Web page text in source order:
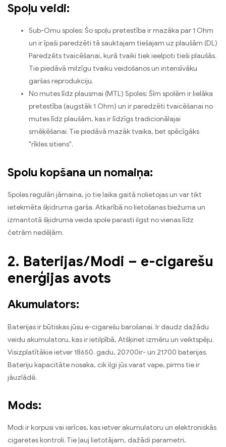
Spoļu veidi:
Sub-Omu spoles: Šo spoļu pretestība ir mazāka par 1 Ohm
un ir īpaši paredzēti tā sauktajam tiešajam uz plaušām (DL)
Paredzēts tvaicēšanai, kurā tvaiki tiek ieelpoti tieši plaušās.
Tie piedāvā milzīgu tvaiku veidošanos un intensīvāku
garšas reprodukciju.
No mutes līdz plausmai (MTL) Spoles: Šīm spolēm ir lielāka
pretestība (augstāk 1 Ohm) un ir paredzēti tvaicēšanai no
mutes līdz plaušām, kas ir līdzīgs tradicionālajai
smēķēšanai. Tie piedāvā mazāk tvaika, bet spēcīgāks
"rīkles sitiens".
Spolu kopšana un nomaiņa:
Spoles regulāri jāmaina, jo tie laika gaitā nolietojas un var tikt
ietekmēta šķidruma garša. Atkarībā no lietošanas biežuma un
izmantotā šķidruma veida spole parasti ilgst no vienas līdz
četrām nedēļām.
2. Baterijas/Modi – e-cigarešu
enerģijas avots
Akumulators:
Baterijas ir būtiskas jūsu e-cigarešu barošanai. Ir daudz dažādu
veidu akumulatoru, kas ir ietilpībā, Atšķiriet izmēru un veiktspēju.
Visizplatītākie ietver 18650. gadu, 20700ir- un 21700 baterijas.
Bateriju kapacitāte nosaka, cik ilgi jūs varat vape, pirms tie ir
jāuzlādē.
Mods:
Modi ir korpusi vai ierīces, kas ietver akumulatoru un elektroniskās
cigaretes kontroli. Tie ļauj lietotājam, dažādi parametri,